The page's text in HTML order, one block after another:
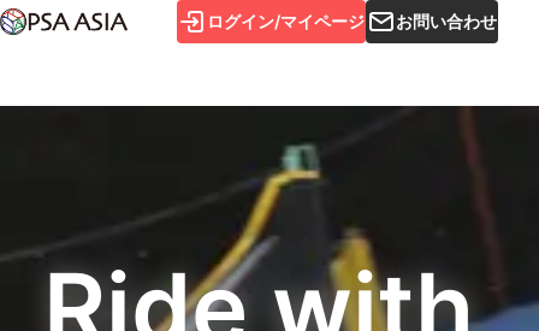
ログイン/マイページ お問い合わせ
Ride with